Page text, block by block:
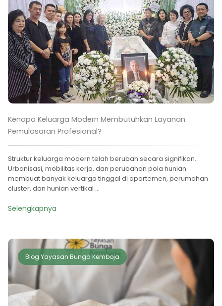
Kenapa Keluarga Modern Membutuhkan Layanan
Pemulasaran Profesional?
Struktur keluarga modern telah berubah secara signifikan.
Urbanisasi, mobilitas kerja, dan perubahan pola hunian
membuat banyak keluarga tinggal di apartemen, perumahan
cluster, dan hunian vertikal ...
Selengkapnya
Blog Yayasan Bunga Kemboja